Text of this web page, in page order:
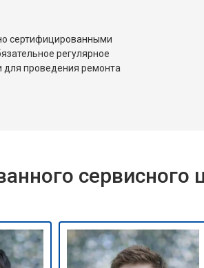
сертифицированными
регулярное
проведения ремонта
сервисного